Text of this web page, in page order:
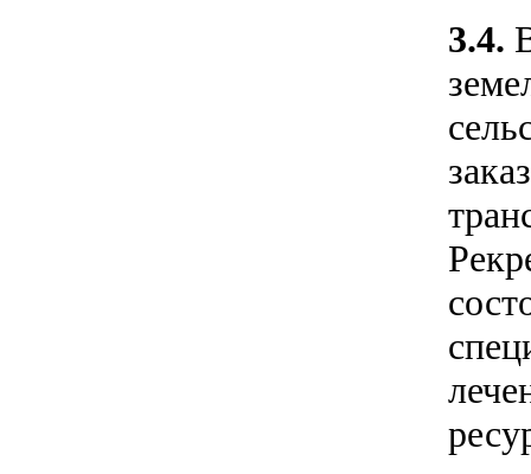
3.4.